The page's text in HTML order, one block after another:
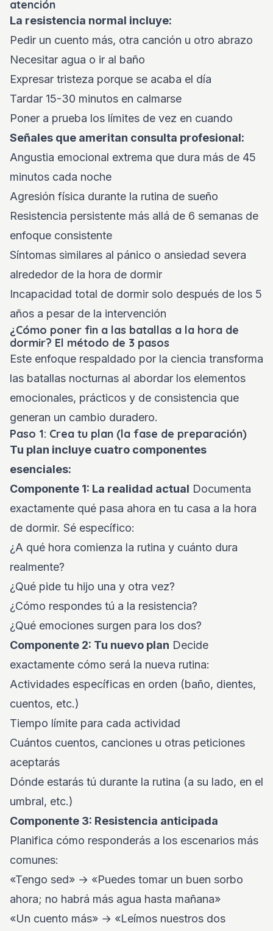
atención
La resistencia normal incluye:
Pedir un cuento más, otra canción u otro abrazo
Necesitar agua o ir al baño
Expresar tristeza porque se acaba el día
Tardar 15-30 minutos en calmarse
Poner a prueba los límites de vez en cuando
Señales que ameritan consulta profesional:
Angustia emocional extrema que dura más de 45
minutos cada noche
Agresión física durante la rutina de sueño
Resistencia persistente más allá de 6 semanas de
enfoque consistente
Síntomas similares al pánico o ansiedad severa
alrededor de la hora de dormir
Incapacidad total de dormir solo después de los 5
años a pesar de la intervención
¿Cómo poner fin a las batallas a la hora de
dormir? El método de 3 pasos
Este enfoque respaldado por la ciencia transforma
las batallas nocturnas al abordar los elementos
emocionales, prácticos y de consistencia que
generan un cambio duradero.
Paso 1: Crea tu plan (la fase de preparación)
Tu plan incluye cuatro componentes
esenciales:
Componente 1: La realidad actual Documenta
exactamente qué pasa ahora en tu casa a la hora
de dormir. Sé específico:
¿A qué hora comienza la rutina y cuánto dura
realmente?
¿Qué pide tu hijo una y otra vez?
¿Cómo respondes tú a la resistencia?
¿Qué emociones surgen para los dos?
Componente 2: Tu nuevo plan Decide
exactamente cómo será la nueva rutina:
Actividades específicas en orden (baño, dientes,
cuentos, etc.)
Tiempo límite para cada actividad
Cuántos cuentos, canciones u otras peticiones
aceptarás
Dónde estarás tú durante la rutina (a su lado, en el
umbral, etc.)
Componente 3: Resistencia anticipada
Planifica cómo responderás a los escenarios más
comunes:
«Tengo sed» → «Puedes tomar un buen sorbo
ahora; no habrá más agua hasta mañana»
«Un cuento más» → «Leímos nuestros dos